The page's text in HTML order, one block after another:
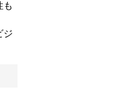
も
ジ